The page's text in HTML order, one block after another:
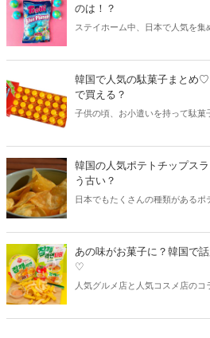
のは！？
ステイホーム中、日本で人気を集
ミをご紹介します♡
韓国で人気の駄菓子まとめ
で買える？
子供の頃、お小遣いを持って駄
韓国で人気の駄菓子をまとめてご
韓国の人気ポテトチップス
う古い？
日本でもたくさんの種類があるポ
テトチップスを、早速チェックし
あの味がお菓子に？韓国で
♡
人気グルメ店と人気コスメ店の